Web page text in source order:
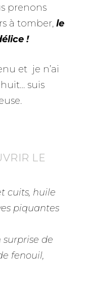
prenons
à tomber, le
!
et je n’ai
huit… suis
LE
cuits, huile
piquantes
de
fenouil,